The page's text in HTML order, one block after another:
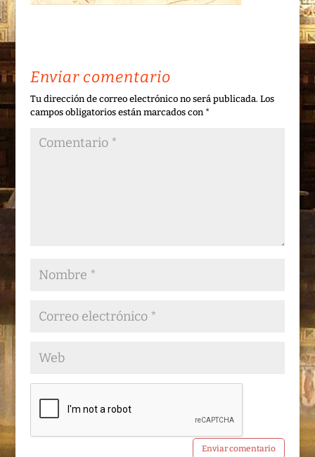
Enviar comentario
Tu dirección de correo electrónico no será publicada. Los
campos obligatorios están marcados con *